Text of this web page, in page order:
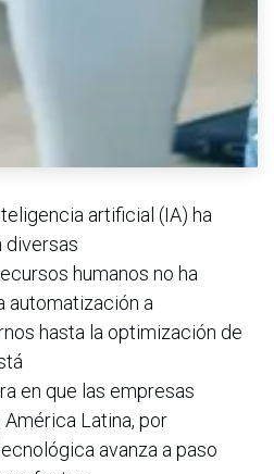
artificial (IA) ha
diversas
humanos no ha
automatización a
hasta la optimización de
en que las empresas
Latina, por
avanza a paso